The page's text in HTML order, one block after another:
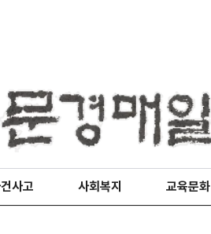
사고 사회복지 교육문화